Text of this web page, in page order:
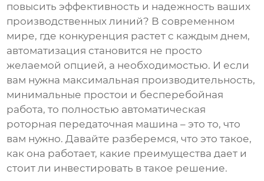
повысить эффективность и надежность ваших
производственных линий? В современном
мире, где конкуренция растет с каждым днем,
автоматизация становится не просто
желаемой опцией, а необходимостью. И если
вам нужна максимальная производительность,
минимальные простои и бесперебойная
работа, то полностью автоматическая
роторная передаточная машина – это то, что
вам нужно. Давайте разберемся, что это такое,
как она работает, какие преимущества дает и
стоит ли инвестировать в такое решение.